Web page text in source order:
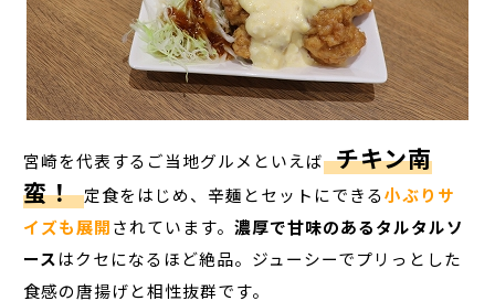
宮崎を代表するご当地グルメといえば チキン南
蛮！ 定食をはじめ、辛麺とセットにできる小ぶりサ
イズも展開されています。濃厚で甘味のあるタルタルソ
ースはクセになるほど絶品。ジューシーでプリっとした
食感の唐揚げと相性抜群です。